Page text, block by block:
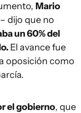
Mario
dijo que no
un 60% del
El avance fue
oposición como
el gobierno, que